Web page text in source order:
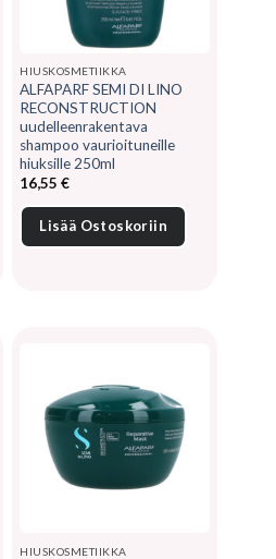
HIUSKOSMETIIKKA
ALFAPARF SEMI DI LINO
RECONSTRUCTION
uudelleenrakentava
shampoo vaurioituneille
hiuksille 250ml
16,55€
Lisää Ostoskoriin
HIUSKOSMETIIKKA